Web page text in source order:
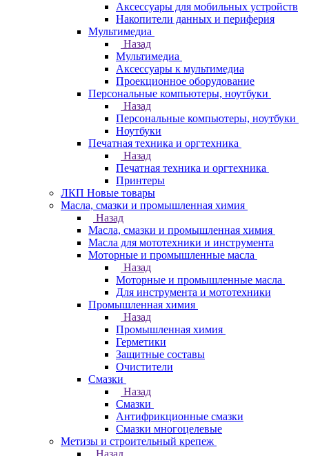
Аксессуары для мобильных устройств
Накопители данных и периферия
Мультимедиа
Назад
Мультимедиа
Аксессуары к мультимедиа
Проекционное оборудование
Персональные компьютеры, ноутбуки
Назад
Персональные компьютеры, ноутбуки
Ноутбуки
Печатная техника и оргтехника
Назад
Печатная техника и оргтехника
Принтеры
ЛКП Новые товары
Масла, смазки и промышленная химия
Назад
Масла, смазки и промышленная химия
Масла для мототехники и инструмента
Моторные и промышленные масла
Назад
Моторные и промышленные масла
Для инструмента и мототехники
Промышленная химия
Назад
Промышленная химия
Герметики
Защитные составы
Очистители
Смазки
Назад
Смазки
Антифрикционные смазки
Смазки многоцелевые
Метизы и строительный крепеж
Назад